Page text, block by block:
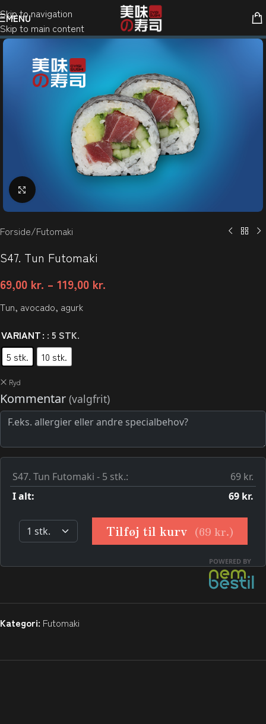
Skip to navigation
Skip to main content
MENU
Klik for at forstørre
Forside/Futomaki
S47. Tun Futomaki
69,00 kr. – 119,00 kr.
Tun, avocado, agurk
VARIANT : 5 STK.
5 stk.
10 stk.
Ryd
Kategori: Futomaki